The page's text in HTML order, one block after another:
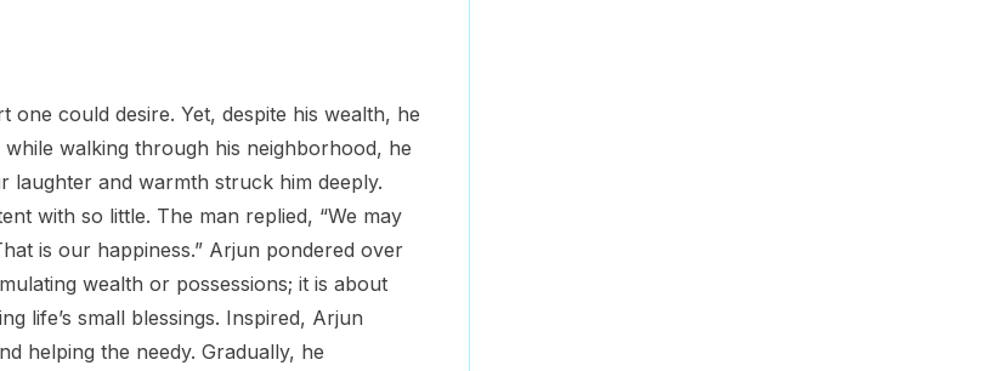
could desire. Yet, despite his wealth, he
walking through his neighborhood, he
laughter and warmth struck him deeply.
with so little. The man replied, “We may
is our happiness.” Arjun pondered over
wealth or possessions; it is about
life’s small blessings. Inspired, Arjun
helping the needy. Gradually, he